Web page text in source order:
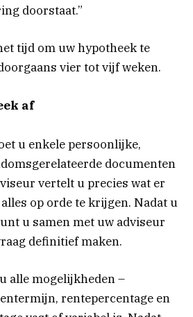
doorstaat.”
tijd om uw hypotheek te
vier tot vijf weken.
af
u enkele persoonlijke,
documenten
vertelt u precies wat er
op orde te krijgen. Nadat u
u samen met uw adviseur
definitief maken.
alle mogelijkheden –
rentepercentage en